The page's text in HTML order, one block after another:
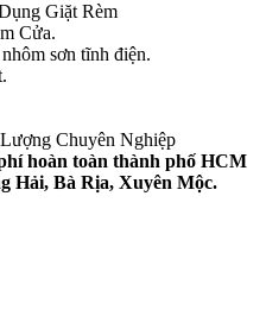
Giặt Rèm
Cửa.
sơn tĩnh điện.
Chuyên Nghiệp
hoàn toàn thành phố HCM
Hải, Bà Rịa, Xuyên Mộc.